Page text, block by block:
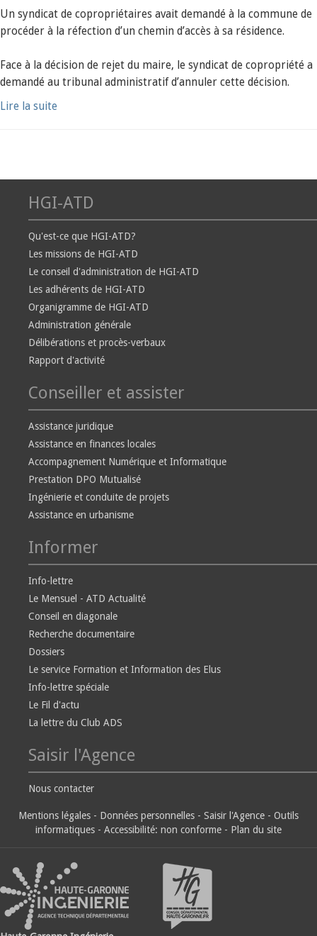
Un syndicat de copropriétaires avait demandé à la commune de
procéder à la réfection d’un chemin d’accès à sa résidence.
Face à la décision de rejet du maire, le syndicat de copropriété a
demandé au tribunal administratif d’annuler cette décision.
Lire la suite
HGI-ATD
Qu'est-ce que HGI-ATD?
Les missions de HGI-ATD
Le conseil d'administration de HGI-ATD
Les adhérents de HGI-ATD
Organigramme de HGI-ATD
Administration générale
Délibérations et procès-verbaux
Rapport d'activité
Conseiller et assister
Assistance juridique
Assistance en finances locales
Accompagnement Numérique et Informatique
Prestation DPO Mutualisé
Ingénierie et conduite de projets
Assistance en urbanisme
Informer
Info-lettre
Le Mensuel - ATD Actualité
Conseil en diagonale
Recherche documentaire
Dossiers
Le service Formation et Information des Elus
Info-lettre spéciale
Le Fil d'actu
La lettre du Club ADS
Saisir l'Agence
Nous contacter
Mentions légales - Données personnelles - Saisir l'Agence - Outils
informatiques - Accessibilité: non conforme - Plan du site